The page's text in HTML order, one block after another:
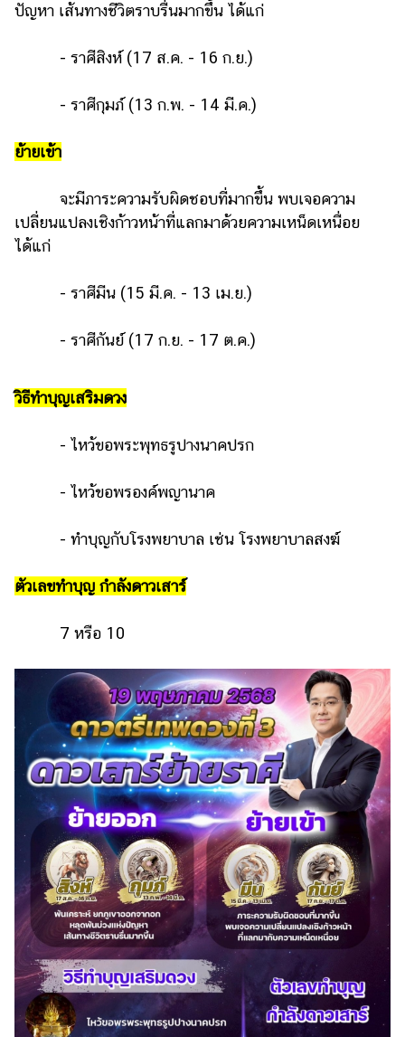
น้ำมัน
วา
แต่งงาน
Infographic
บริการ
แอปฯ
คอร์ส
เรียน
ออนไลน์
ติดต่อ
โฆษณา
แจ้ง
ปัญหา
ร่วม
งาน
กับ
เรา
ปัญหา เส้นทางชีวิตราบรื่นมากขึ้น ได้แก่
- ราศีสิงห์ (17 ส.ค. - 16 ก.ย.)
- ราศีกุมภ์ (13 ก.พ. - 14 มี.ค.)
ย้ายเข้า
จะมีภาระความรับผิดชอบที่มากขึ้น พบเจอความ
เปลี่ยนแปลงเชิงก้าวหน้าที่แลกมาด้วยความเหน็ดเหนื่อย
ได้แก่
- ราศีมีน (15 มี.ค. - 13 เม.ย.)
- ราศีกันย์ (17 ก.ย. - 17 ต.ค.)
วิธีทำบุญเสริมดวง
- ไหว้ขอพระพุทธรูปางนาคปรก
- ไหว้ขอพรองค์พญานาค
- ทำบุญกับโรงพยาบาล เช่น โรงพยาบาลสงฆ์
ตัวเลขทำบุญ กำลังดาวเสาร์
7 หรือ 10